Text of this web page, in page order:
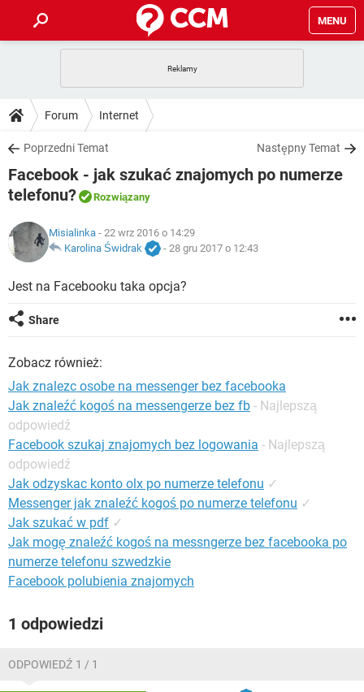
MENU
GRY
SPOTIFY
INSTAGRAM FACEBOOK
WINDOWS 10
PORADY
PlayStation
SPOTIFY
WINDOWS 10
DO POBRANIA
ANDROID TIKTOK
GRY
IOS NETFLIX
INSTAGRAM
WINDOWS 10
FORUM
GRY WHATSAPP
WINDOWS 10
ARTYKUŁY
COVID-19
GRY
SPOTIFY
WINDOWS 10
Forum Internet
Poprzedni Temat Następny Temat
Facebook - jak szukać znajomych po numerze
telefonu?
Rozwiązany
Misialinka - 22 wrz 2016 o 14:29
Karolina Świdrak
- 28 gru 2017 o 12:43
Jest na Facebooku taka opcja?
Share
Zobacz również:
Jak znalezc osobe na messenger bez facebooka
Jak znaleźć kogoś na messengerze bez fb - Najlepszą
odpowiedź
Facebook szukaj znajomych bez logowania - Najlepszą
odpowiedź
Jak odzyskac konto olx po numerze telefonu ✓
Messenger jak znaleźć kogoś po numerze telefonu ✓
Jak szukać w pdf ✓
Jak mogę znaleźć kogoś na messngerze bez facebooka po
numerze telefonu szwedzkie
Facebook polubienia znajomych
1 odpowiedzi
ODPOWIEDŹ 1 / 1